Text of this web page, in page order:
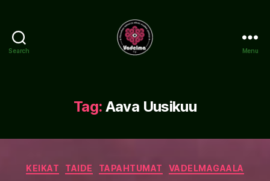
Search Menu
Tag: Aava Uusikuu
Categories
KEIKAT TAIDE TAPAHTUMAT VADELMAGAALA